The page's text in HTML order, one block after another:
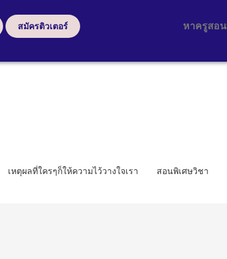
สมัครติวเตอร์
เหตุผลที่ใครๆก็ให้ความไว้วางใจเรา สอนพิเศษวิชา